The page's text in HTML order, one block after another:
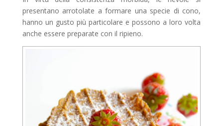
presentano arrotolate a formare una specie di cono,
hanno un gusto più particolare e possono a loro volta
anche essere preparate con il ripieno.